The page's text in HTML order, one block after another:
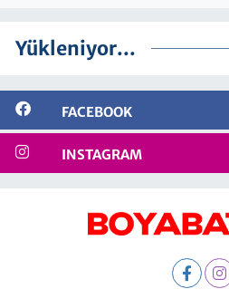
Yükleniyor...
FACEBOOK
INSTAGRAM